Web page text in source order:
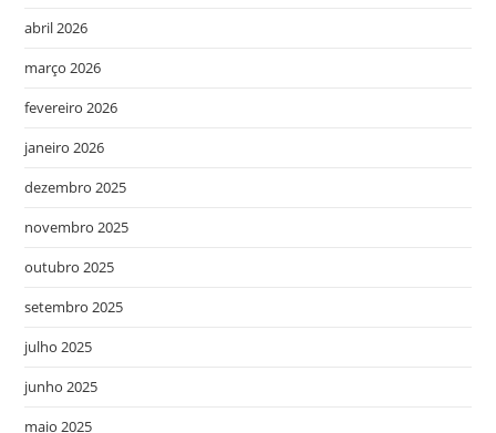
abril 2026
março 2026
fevereiro 2026
janeiro 2026
dezembro 2025
novembro 2025
outubro 2025
setembro 2025
julho 2025
junho 2025
maio 2025